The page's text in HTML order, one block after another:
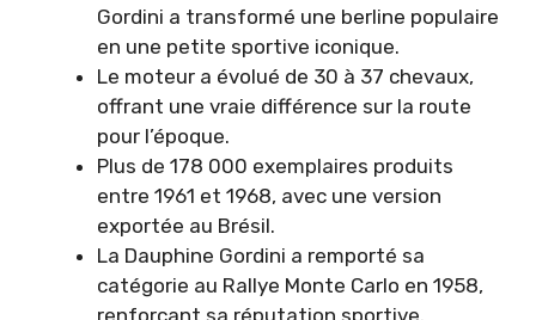
Gordini a transformé une berline populaire
en une petite sportive iconique.
Le moteur a évolué de 30 à 37 chevaux,
offrant une vraie différence sur la route
pour l’époque.
Plus de 178 000 exemplaires produits
entre 1961 et 1968, avec une version
exportée au Brésil.
La Dauphine Gordini a remporté sa
catégorie au Rallye Monte Carlo en 1958,
renforçant sa réputation sportive.